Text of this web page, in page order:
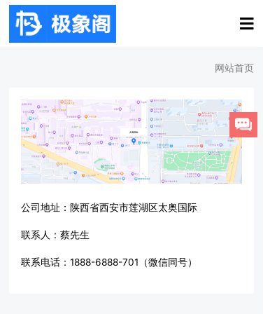
网站首页
公司地址：陕西省西安市莲湖区太奥国际
联系人：蔡先生
联系电话：1888-6888-701（微信同号）